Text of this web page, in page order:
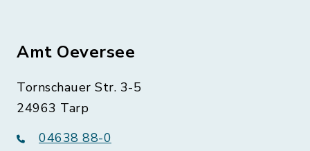
Amt Oeversee
Tornschauer Str. 3-5
24963 Tarp
04638 88-0